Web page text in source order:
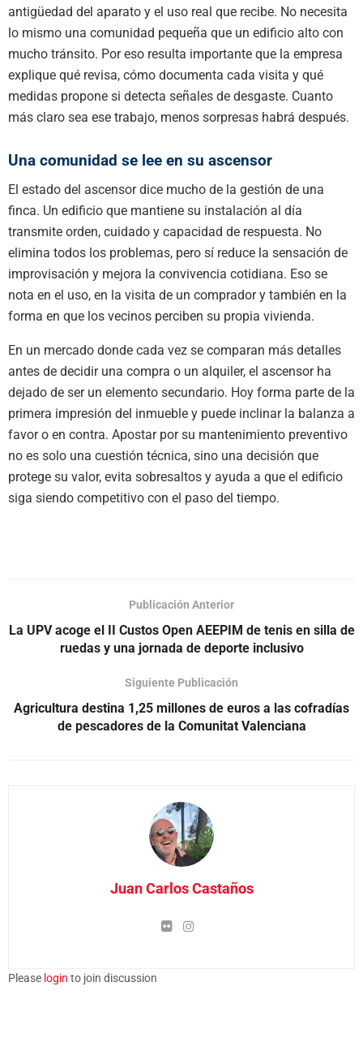
antigüedad del aparato y el uso real que recibe. No necesita
lo mismo una comunidad pequeña que un edificio alto con
mucho tránsito. Por eso resulta importante que la empresa
explique qué revisa, cómo documenta cada visita y qué
medidas propone si detecta señales de desgaste. Cuanto
más claro sea ese trabajo, menos sorpresas habrá después.
Una comunidad se lee en su ascensor
El estado del ascensor dice mucho de la gestión de una
finca. Un edificio que mantiene su instalación al día
transmite orden, cuidado y capacidad de respuesta. No
elimina todos los problemas, pero sí reduce la sensación de
improvisación y mejora la convivencia cotidiana. Eso se
nota en el uso, en la visita de un comprador y también en la
forma en que los vecinos perciben su propia vivienda.
En un mercado donde cada vez se comparan más detalles
antes de decidir una compra o un alquiler, el ascensor ha
dejado de ser un elemento secundario. Hoy forma parte de la
primera impresión del inmueble y puede inclinar la balanza a
favor o en contra. Apostar por su mantenimiento preventivo
no es solo una cuestión técnica, sino una decisión que
protege su valor, evita sobresaltos y ayuda a que el edificio
siga siendo competitivo con el paso del tiempo.
Publicación Anterior
La UPV acoge el II Custos Open AEEPIM de tenis en silla de
ruedas y una jornada de deporte inclusivo
Siguiente Publicación
Agricultura destina 1,25 millones de euros a las cofradías
de pescadores de la Comunitat Valenciana
Juan Carlos Castaños
Please login to join discussion